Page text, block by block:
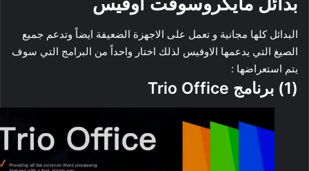
البدائل كلها مجانية و تعمل على الاجهزة الضعيفة ايضاً وتدعم جميع
الصيغ التي يدعمها الاوفيس لذلك اختار واحداً من البرامج التي سوف
يتم استعراضها :
(1) برنامج Trio Office